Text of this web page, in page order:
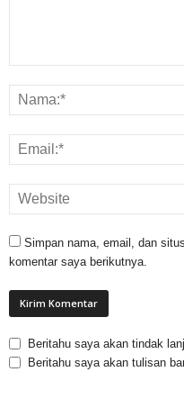
Simpan nama, email, dan
komentar saya berikutnya.
Beritahu saya akan tindak
Beritahu saya akan tulisan